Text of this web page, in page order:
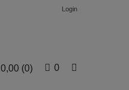
Login
0,00 (0) 0